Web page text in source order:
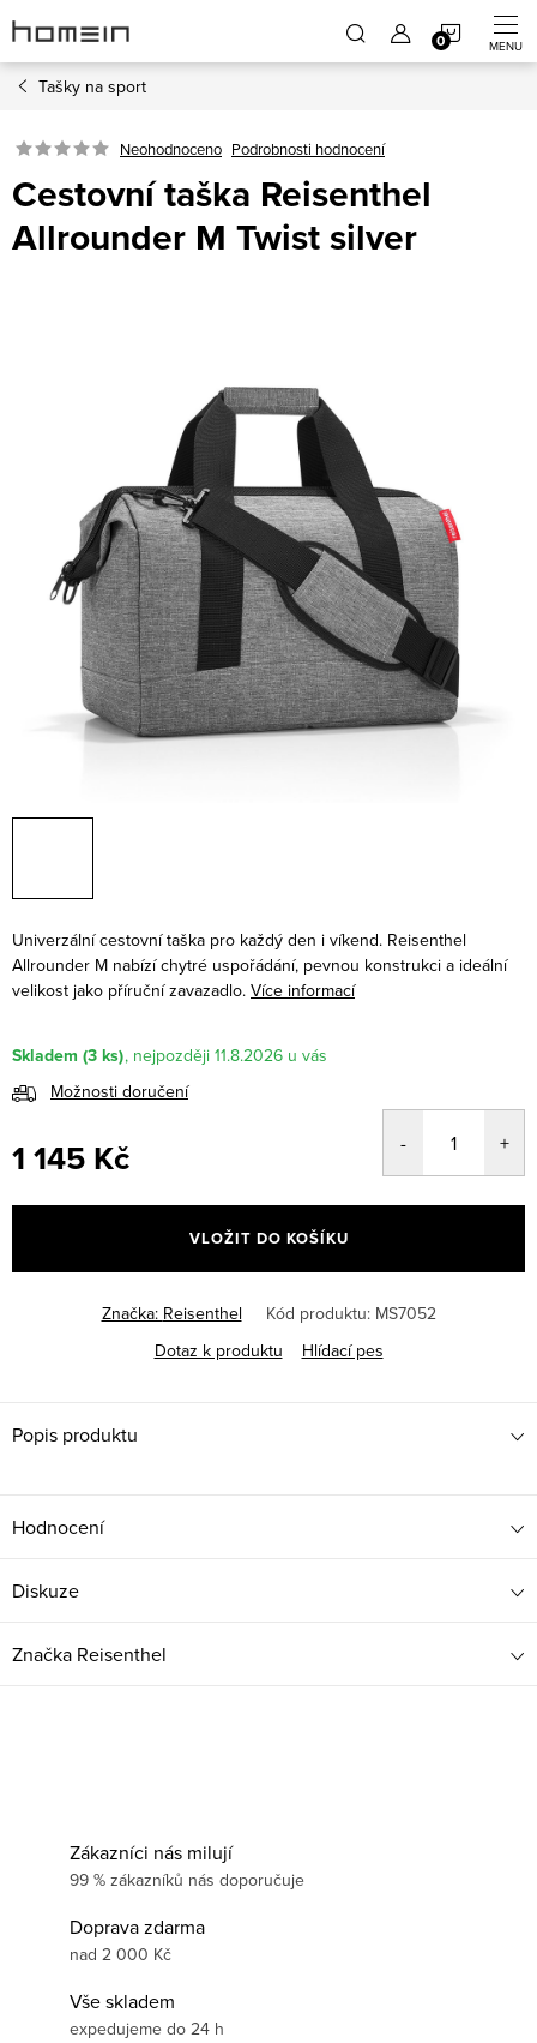
na
obsah
Tašky na sport
Neohodnoceno Podrobnosti hodnocení
Cestovní taška Reisenthel
Allrounder M Twist silver
Univerzální cestovní taška pro každý den i víkend. Reisenthel
Allrounder M nabízí chytré uspořádání, pevnou konstrukci a ideální
velikost jako příruční zavazadlo. Více informací
Skladem (3 ks)
11.8.2026
Možnosti doručení
1 145 Kč
cena:
VLOŽIT DO KOŠÍKU
Značka: Reisenthel Kód produktu: MS7052
Dotaz k produktu
Hlídací pes
Popis produktu
Hodnocení
Diskuze
Značka Reisenthel
Zákazníci nás milují
99 % zákazníků nás doporučuje
Doprava zdarma
nad 2 000 Kč
Vše skladem
expedujeme do 24 h